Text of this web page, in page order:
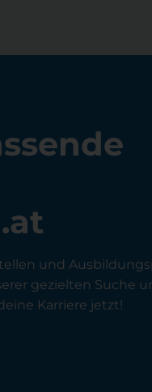
und
gezielten Suche
Karriere jetzt!